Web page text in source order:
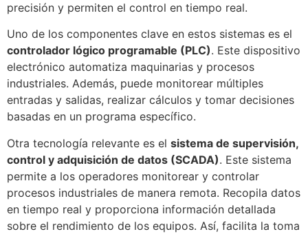
precisión y permiten el control en tiempo real.
Uno de los componentes clave en estos sistemas es el
controlador lógico programable (PLC). Este dispositivo
electrónico automatiza maquinarias y procesos
industriales. Además, puede monitorear múltiples
entradas y salidas, realizar cálculos y tomar decisiones
basadas en un programa específico.
Otra tecnología relevante es el sistema de supervisión,
control y adquisición de datos (SCADA). Este sistema
permite a los operadores monitorear y controlar
procesos industriales de manera remota. Recopila datos
en tiempo real y proporciona información detallada
sobre el rendimiento de los equipos. Así, facilita la toma